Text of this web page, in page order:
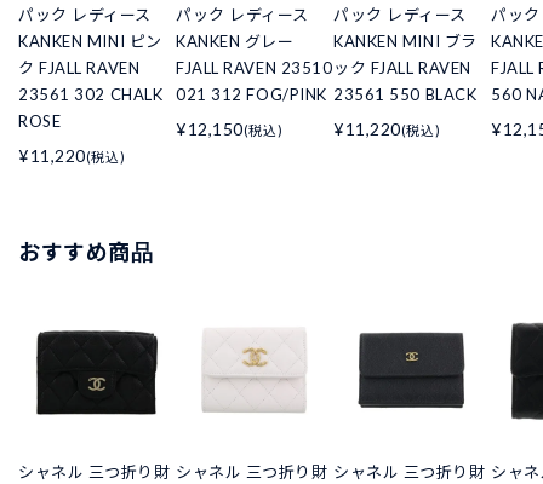
パック レディース
KANKEN MINI ピン
ク FJALL RAVEN
23561 302 CHALK
ROSE
¥11,220(税込)
パック レディース
KANKEN グレー
FJALL RAVEN 23510
021 312 FOG/PINK
¥12,150(税込)
パック レディース
KANKEN MINI ブラ
ック FJALL RAVEN
23561 550 BLACK
¥11,220(税込)
パッ
FJALL
560
おすすめ商品
シャネル 三つ折り財 シャネル 三つ折り財 シャネル 三つ折り財 シャ